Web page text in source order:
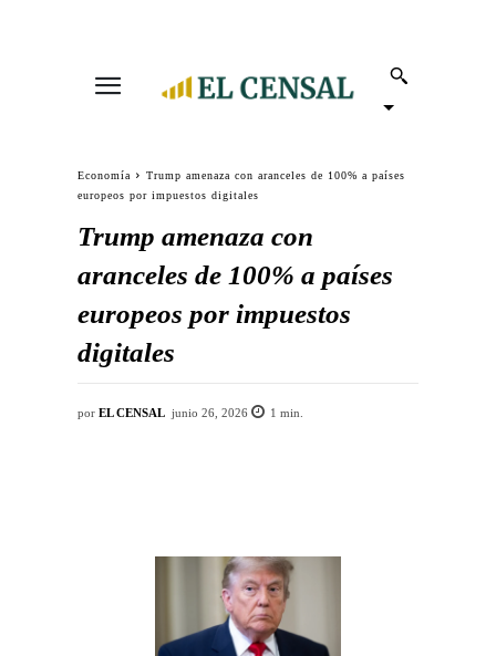
Economía
Trump amenaza con aranceles de 100% a países
europeos por impuestos digitales
Trump amenaza con
aranceles de 100% a países
europeos por impuestos
digitales
por EL CENSAL junio 26, 2026 1 min.